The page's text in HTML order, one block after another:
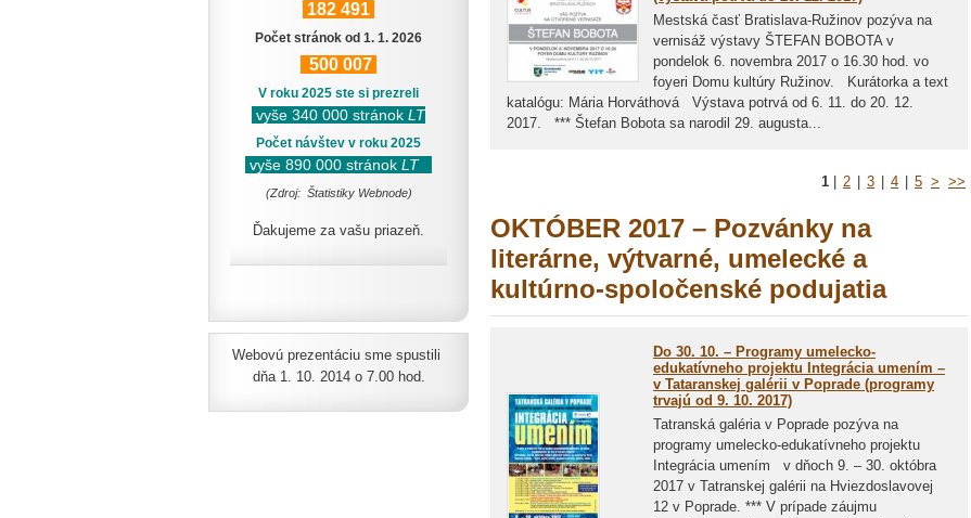
Mestská časť Bratislava-Ružinov pozýva na
vernisáž výstavy ŠTEFAN BOBOTA v
pondelok 6. novembra 2017 o 16.30 hod. vo
foyeri Domu kultúry Ružinov. Kurátorka a text
katalógu: Mária Horváthová Výstava potrvá od 6. 11. do 20. 12.
2017. *** Štefan Bobota sa narodil 29. augusta...
1 2 3 4 5 > >>
OKTÓBER 2017 – Pozvánky na
literárne, výtvarné, umelecké a
kultúrno-spoločenské podujatia
Do 30. 10. – Programy umelecko-
edukatívneho projektu Integrácia umením –
v Tataranskej galérii v Poprade (programy
trvajú od 9. 10. 2017)
Tatranská galéria v Poprade pozýva na
programy umelecko-edukatívneho projektu
Integrácia umením v dňoch 9. – 30. októbra
2017 v Tatranskej galérii na Hviezdoslavovej
12 v Poprade. *** V prípade záujmu
182 491
Počet stránok od 1. 1. 2026
500 007
V roku 2025 ste si prezreli
vyše 340 000 stránok LT
Počet návštev v roku 2025
vyše 890 000 stránok LT
(Zdroj: Štatistiky Webnode)
Ďakujeme za vašu priazeň.
Webovú prezentáciu sme spustili
dňa 1. 10. 2014 o 7.00 hod.